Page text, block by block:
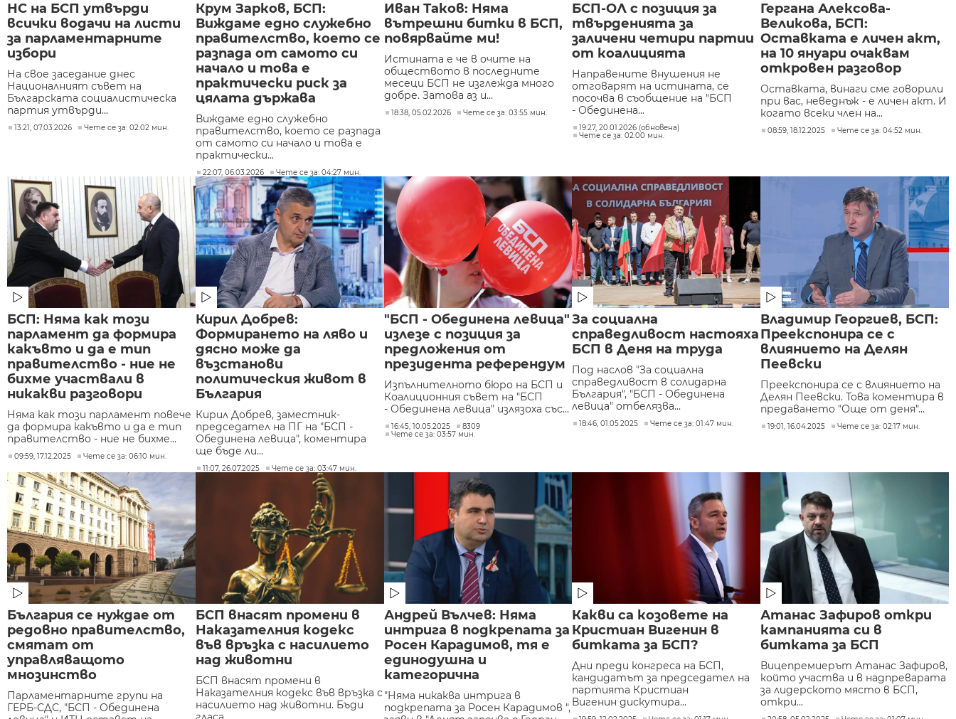
НС на БСП утвърди
всички водачи на листи
за парламентарните
избори
На свое заседание днес
Националният съвет на
Българската социалистическа
партия утвърди...
13:21, 07.03.2026 Чете се за: 02:02 мин.
Крум Зарков, БСП:
Виждаме едно служебно
правителство, което се
разпада от самото си
начало и това е
практически риск за
цялата държава
Виждаме едно служебно
правителство, което се разпада
от самото си начало и това е
практически...
22:07, 06.03.2026 Чете се за: 04:27 мин.
Иван Таков: Няма
вътрешни битки в БСП,
повярвайте ми!
Истината е че в очите на
обществото в последните
месеци БСП не изглежда много
добре. Затова аз и...
18:38, 05.02.2026 Чете се за: 03:55 мин.
БСП-ОЛ с позиция за
твърденията за
заличени четири партии
от коалицията
Направените внушения не
отговарят на истината, се
посочва в съобщение на "БСП
- Обединена...
19:27, 20.01.2026 (обновена)
Чете се за: 02:00 мин.
Гергана Алексова-
Великова, БСП:
Оставката е личен акт,
на 10 януари очаквам
откровен разговор
Оставката, винаги сме говорили
при вас, неведнъж - е личен акт. И
когато всеки член на...
08:59, 18.12.2025 Чете се за: 04:52 мин.
БСП: Няма как този
парламент да формира
какъвто и да е тип
правителство - ние не
бихме участвали в
никакви разговори
Няма как този парламент повече
да формира какъвто и да е тип
правителство - ние не бихме...
09:59, 17.12.2025 Чете се за: 06:10 мин.
Кирил Добрев:
Формирането на ляво и
дясно може да
възстанови
политическия живот в
България
Кирил Добрев, заместник-
председател на ПГ на "БСП -
Обединена левица", коментира
ще бъде ли...
11:07, 26.07.2025 Чете се за: 03:47 мин.
"БСП - Обединена левица"
излезе с позиция за
предложения от
президента референдум
Изпълнителното бюро на БСП и
Коалиционния съвет на "БСП
- Обединена левица" излязоха със...
16:45, 10.05.2025
8309
Чете се за: 03:57 мин.
За социална
справедливост настояха
БСП в Деня на труда
Под наслов "За социална
справедливост в солидарна
България", "БСП - Обединена
левица" отбелязва...
18:46, 01.05.2025 Чете се за: 01:47 мин.
Владимир Георгиев, БСП:
Преекспонира се с
влиянието на Делян
Пеевски
Преекспонира се с влиянието на
Делян Пеевски. Това коментира в
предаването "Още от деня"...
19:01, 16.04.2025 Чете се за: 02:17 мин.
България се нуждае от
редовно правителство,
смятат от
управляващото
мнозинство
Парламентарните групи на
ГЕРБ-СДС, "БСП - Обединена
БСП внасят промени в
Наказателния кодекс
във връзка с насилието
над животни
БСП внасят промени в
Наказателния кодекс във връзка с
насилието над животни. Бъди
Андрей Вълчев: Няма
интрига в подкрепата за
Росен Карадимов, тя е
единодушна и
категорична
"Няма никаква интрига в
подкрепата за Росен Карадимов ",
Какви са козовете на
Кристиан Вигенин в
битката за БСП?
Дни преди конгреса на БСП,
кандидатът за председател на
партията Кристиан
Вигенин дискутира...
Атанас Зафиров откри
кампанията си в
битката за БСП
Вицепремиерът Атанас Зафиров,
който участва и в надпреварата
за лидерското място в БСП,
откри...